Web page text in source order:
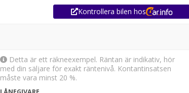
Kontrollera bilen hos
Detta är ett räkneexempel. Räntan är indikativ, hör
med din säljare för exakt räntenivå. Kontantinsatsen
måste vara minst 20 %.